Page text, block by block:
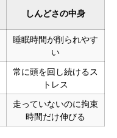
しんどさの中身
睡眠時間が削られやす
い
常に頭を回し続けるス
トレス
走っていないのに拘束
時間だけ伸びる